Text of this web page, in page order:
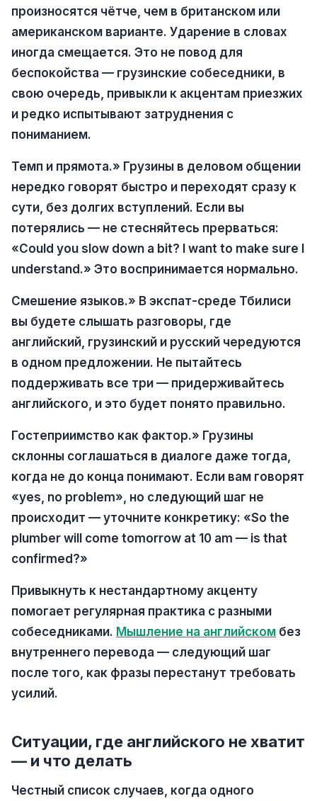
произносятся чётче, чем в британском или
американском варианте. Ударение в словах
иногда смещается. Это не повод для
беспокойства — грузинские собеседники, в
свою очередь, привыкли к акцентам приезжих
и редко испытывают затруднения с
пониманием.
Темп и прямота.» Грузины в деловом общении
нередко говорят быстро и переходят сразу к
сути, без долгих вступлений. Если вы
потерялись — не стесняйтесь прерваться:
«Could you slow down a bit? I want to make sure I
understand.» Это воспринимается нормально.
Смешение языков.» В экспат-среде Тбилиси
вы будете слышать разговоры, где
английский, грузинский и русский чередуются
в одном предложении. Не пытайтесь
поддерживать все три — придерживайтесь
английского, и это будет понято правильно.
Гостеприимство как фактор.» Грузины
склонны соглашаться в диалоге даже тогда,
когда не до конца понимают. Если вам говорят
«yes, no problem», но следующий шаг не
происходит — уточните конкретику: «So the
plumber will come tomorrow at 10 am — is that
confirmed?»
Привыкнуть к нестандартному акценту
помогает регулярная практика с разными
собеседниками. Мышление на английском без
внутреннего перевода — следующий шаг
после того, как фразы перестанут требовать
усилий.
Ситуации, где английского не хватит
— и что делать
Честный список случаев, когда одного